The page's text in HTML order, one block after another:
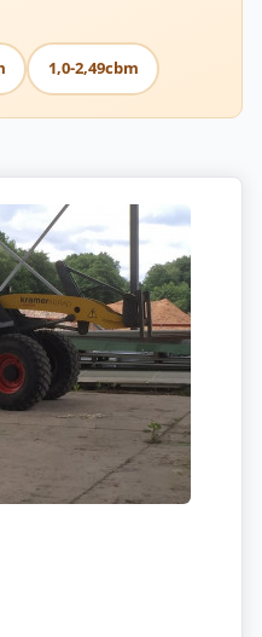
1,0-2,49cbm